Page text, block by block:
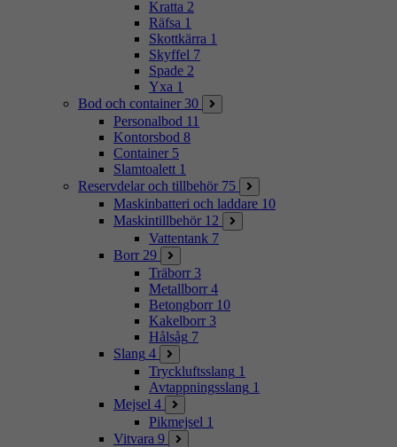
Kratta 2
Räfsa 1
Skottkärra 1
Skyffel 7
Spade 2
Yxa 1
Bod och container 30
Personalbod 11
Kontorsbod 8
Container 5
Slamtoalett 1
Reservdelar och tillbehör 75
Maskinbatteri och laddare 10
Maskintillbehör 12
Vattentank 7
Borr 29
Träborr 3
Metallborr 4
Betongborr 10
Kakelborr 3
Hålsåg 7
Slang 4
Tryckluftsslang 1
Avtappningsslang 1
Mejsel 4
Pikmejsel 1
Vitvara 9